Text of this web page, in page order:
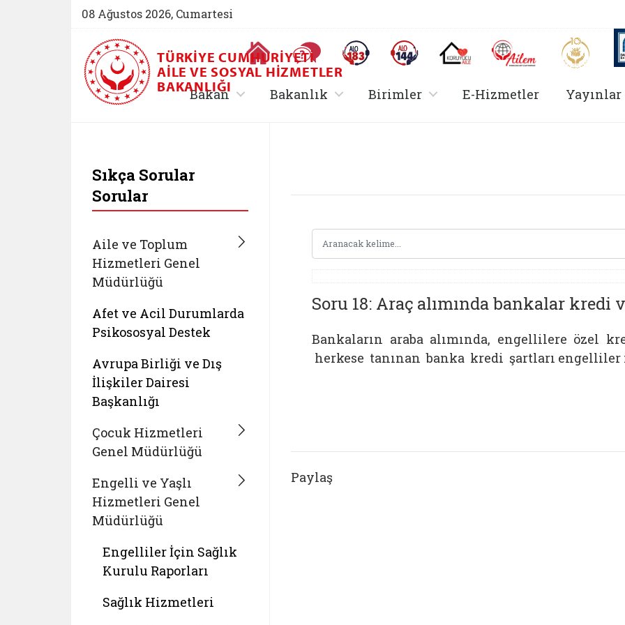
08 Ağustos 2026, Cumartesi
Ana Sayfa Sıkça Sorulan SorularAlo 183 (yeni sekmede açılır)Alo 144 (yeni sekmede açılır)Koruyucu Aile (yeni sekmede açılır)
AİLEM İletişim Aile ve
TÜRKIYE CUMHURIYETI
AILE VE SOSYAL HIZMETLER
BAKANLIĞI
Bakan, alt menü içerir
Bakanlık , alt menü içerir
Birimler, alt menü içerir
E-Hizmetler Yayınlar
Sıkça Sorular
Sorular
Aile ve Toplum
Hizmetleri Genel
Müdürlüğü
Afet ve Acil Durumlarda
Psikososyal Destek
Avrupa Birliği ve Dış
İlişkiler Dairesi
Başkanlığı
Çocuk Hizmetleri
Genel Müdürlüğü
Engelli ve Yaşlı
Hizmetleri Genel
Müdürlüğü
Engelliler İçin Sağlık
Kurulu Raporları
Sağlık Hizmetleri
Soru 18: Araç alımında bankalar kredi
Bankaların araba alımında, engellilere özel
herkese tanınan banka kredi şartları
Paylaş